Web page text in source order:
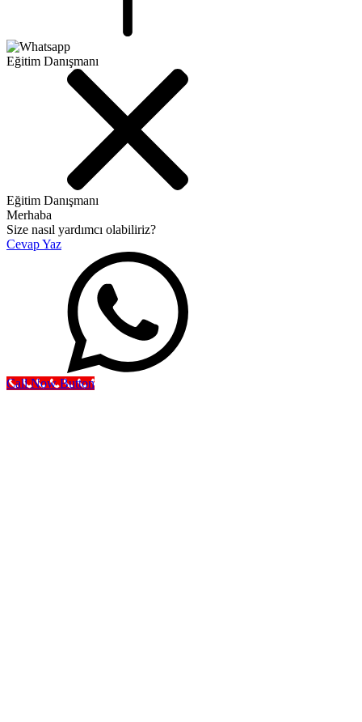
Eğitim Danışmanı
Eğitim Danışmanı
Merhaba
Size nasıl yardımcı olabiliriz?
Cevap Yaz
Call Now Button